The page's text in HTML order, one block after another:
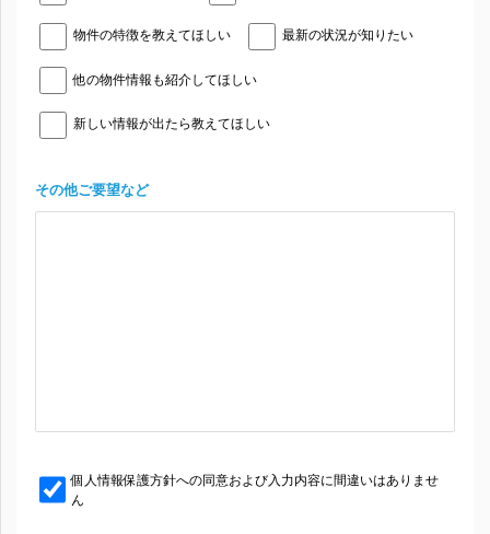
物件の特徴を教えてほしい 最新の状況が知りたい
他の物件情報も紹介してほしい
新しい情報が出たら教えてほしい
その他ご要望など
個人情報保護方針への同意および入力内容に間違いはありませ
ん